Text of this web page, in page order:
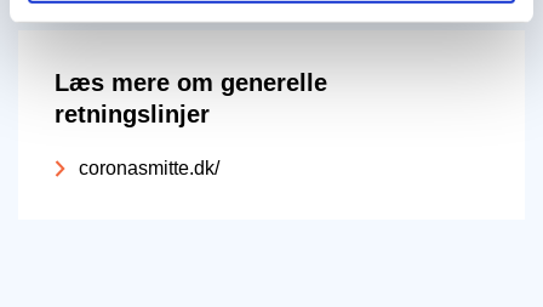
Læs mere om generelle
retningslinjer
coronasmitte.dk/